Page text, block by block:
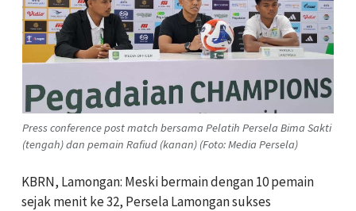
Press conference post match bersama Pelatih Persela Bima Sakti
(tengah) dan pemain Rafiud (kanan) (Foto: Media Persela)
KBRN, Lamongan: Meski bermain dengan 10 pemain
sejak menit ke 32, Persela Lamongan sukses